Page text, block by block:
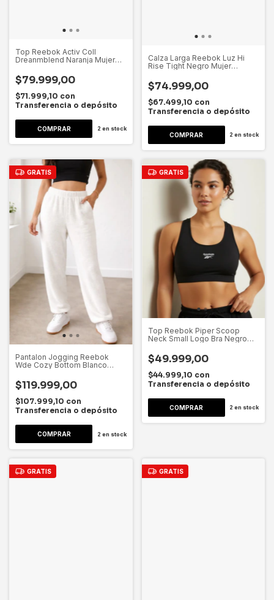
Top Reebok Activ Coll
Dreanmblend Naranja Mujer
$79.999,00
$71.999,10 con
Transferencia o depósito
2 en stock
Calza Larga Reebok Luz Hi
Rise Tight Negro Mujer
$74.999,00
$67.499,10 con
Transferencia o depósito
2 en stock
GRATIS
Pantalon Jogging Reebok
Wde Cozy Bottom Blanco
$119.999,00
$107.999,10 con
Transferencia o depósito
2 en stock
GRATIS
Top Reebok Piper Scoop
Neck Small Logo Bra Negro
$49.999,00
$44.999,10 con
Transferencia o depósito
2 en stock
GRATIS GRATIS